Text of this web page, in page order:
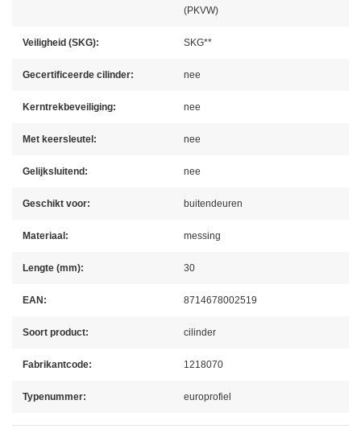
(PKVW)
Veiligheid (SKG): SKG**
Gecertificeerde cilinder: nee
Kerntrekbeveiliging: nee
Met keersleutel: nee
Gelijksluitend: nee
Geschikt voor: buitendeuren
Materiaal: messing
Lengte (mm): 30
EAN: 8714678002519
Soort product: cilinder
Fabrikantcode: 1218070
Typenummer: europrofiel